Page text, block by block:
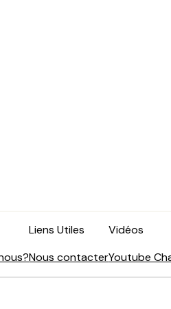
Liens Utiles
Nous contacter
Vidéos
Youtube